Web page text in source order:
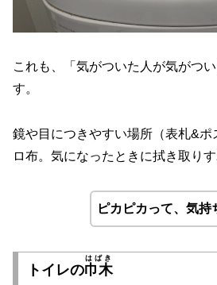
これも、「気がついた人が気がつ
す。
鏡や目につきやすい場所（表札&ポ
ロ布。気になったときに拭き取りす
ピカピカって、気持
トイレの巾木
はばき